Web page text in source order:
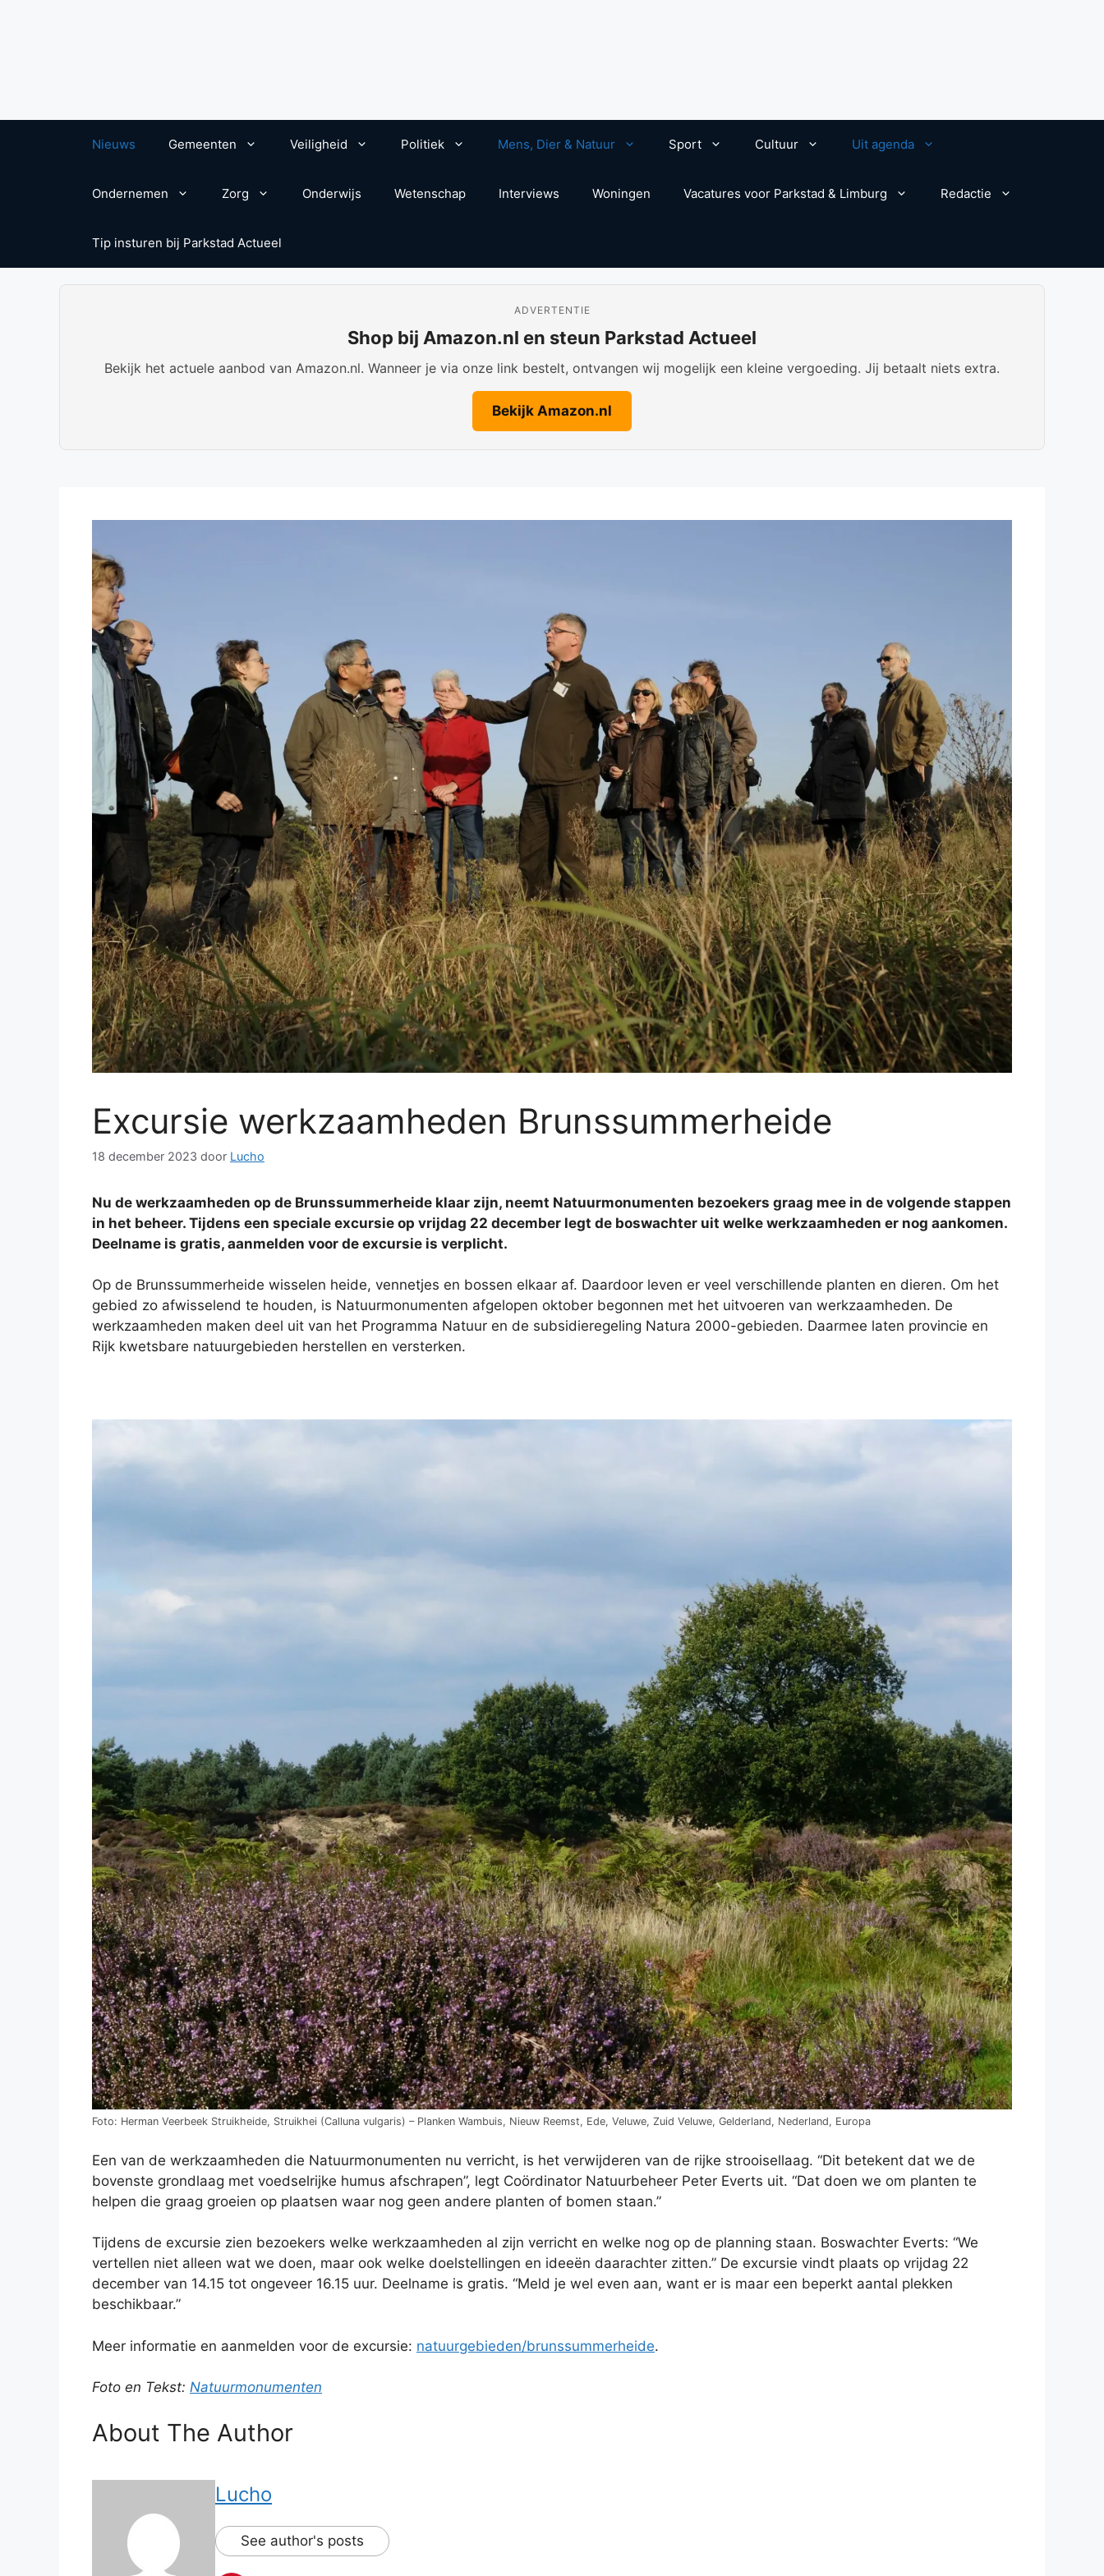
Nieuws Gemeenten Veiligheid Politiek Mens, Dier & Natuur Sport Cultuur Uit agenda
Ondernemen Zorg Onderwijs Wetenschap Interviews Woningen Vacatures voor Parkstad & Limburg Redactie
Tip insturen bij Parkstad Actueel
ADVERTENTIE
Shop bij Amazon.nl en steun Parkstad Actueel
Bekijk het actuele aanbod van Amazon.nl. Wanneer je via onze link bestelt, ontvangen wij mogelijk een kleine vergoeding. Jij betaalt niets extra.
Bekijk Amazon.nl
Excursie werkzaamheden Brunssummerheide
18 december 2023 door Lucho
Nu de werkzaamheden op de Brunssummerheide klaar zijn, neemt Natuurmonumenten bezoekers graag mee in de volgende stappen
in het beheer. Tijdens een speciale excursie op vrijdag 22 december legt de boswachter uit welke werkzaamheden er nog aankomen.
Deelname is gratis, aanmelden voor de excursie is verplicht.
Op de Brunssummerheide wisselen heide, vennetjes en bossen elkaar af. Daardoor leven er veel verschillende planten en dieren. Om het
gebied zo afwisselend te houden, is Natuurmonumenten afgelopen oktober begonnen met het uitvoeren van werkzaamheden. De
werkzaamheden maken deel uit van het Programma Natuur en de subsidieregeling Natura 2000-gebieden. Daarmee laten provincie en
Rijk kwetsbare natuurgebieden herstellen en versterken.
Foto: Herman Veerbeek Struikheide, Struikhei (Calluna vulgaris) – Planken Wambuis, Nieuw Reemst, Ede, Veluwe, Zuid Veluwe, Gelderland, Nederland, Europa
Een van de werkzaamheden die Natuurmonumenten nu verricht, is het verwijderen van de rijke strooisellaag. “Dit betekent dat we de
bovenste grondlaag met voedselrijke humus afschrapen”, legt Coördinator Natuurbeheer Peter Everts uit. “Dat doen we om planten te
helpen die graag groeien op plaatsen waar nog geen andere planten of bomen staan.”
Tijdens de excursie zien bezoekers welke werkzaamheden al zijn verricht en welke nog op de planning staan. Boswachter Everts: “We
vertellen niet alleen wat we doen, maar ook welke doelstellingen en ideeën daarachter zitten.” De excursie vindt plaats op vrijdag 22
december van 14.15 tot ongeveer 16.15 uur. Deelname is gratis. “Meld je wel even aan, want er is maar een beperkt aantal plekken
beschikbaar.”
Meer informatie en aanmelden voor de excursie: natuurgebieden/brunssummerheide.
Foto en Tekst: Natuurmonumenten
About The Author
Lucho
See author's posts